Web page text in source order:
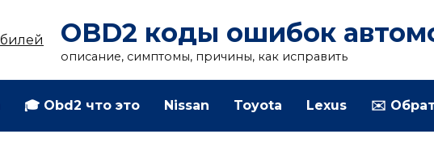
OBD2 коды ошибок
описание, симптомы, причины, как исправить
🎓 Obd2 что это Nissan Toyota Lexus ✉️